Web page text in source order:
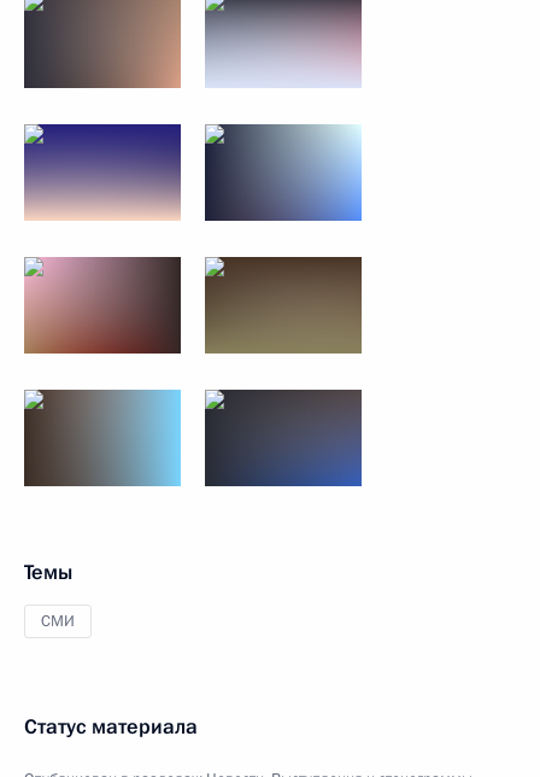
Темы
СМИ
Статус материала